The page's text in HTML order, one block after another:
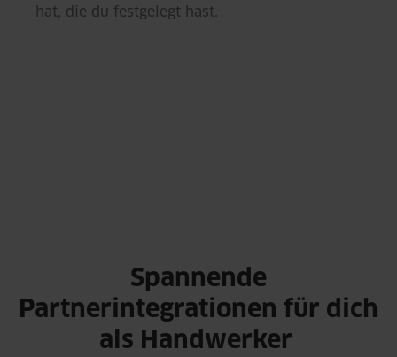
hat, die du festgelegt hast.
Spannende
Partnerintegrationen für dich
als Handwerker